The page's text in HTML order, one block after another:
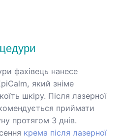
фахівець нанесе
який зніме
шкіру. Після лазерної
приймати
протягом 3 днів.
крема після лазерної